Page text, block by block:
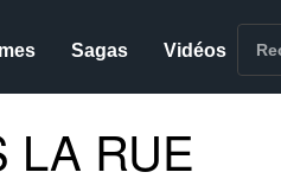
Sagas Vidéos
LA RUE